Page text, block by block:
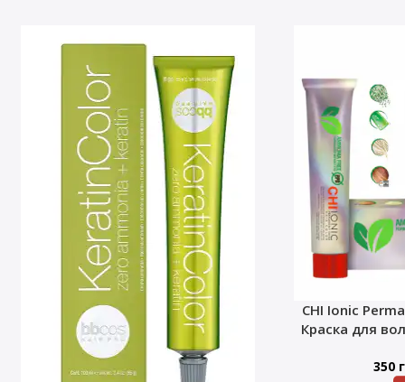
CHI Ionic
Краска для
350